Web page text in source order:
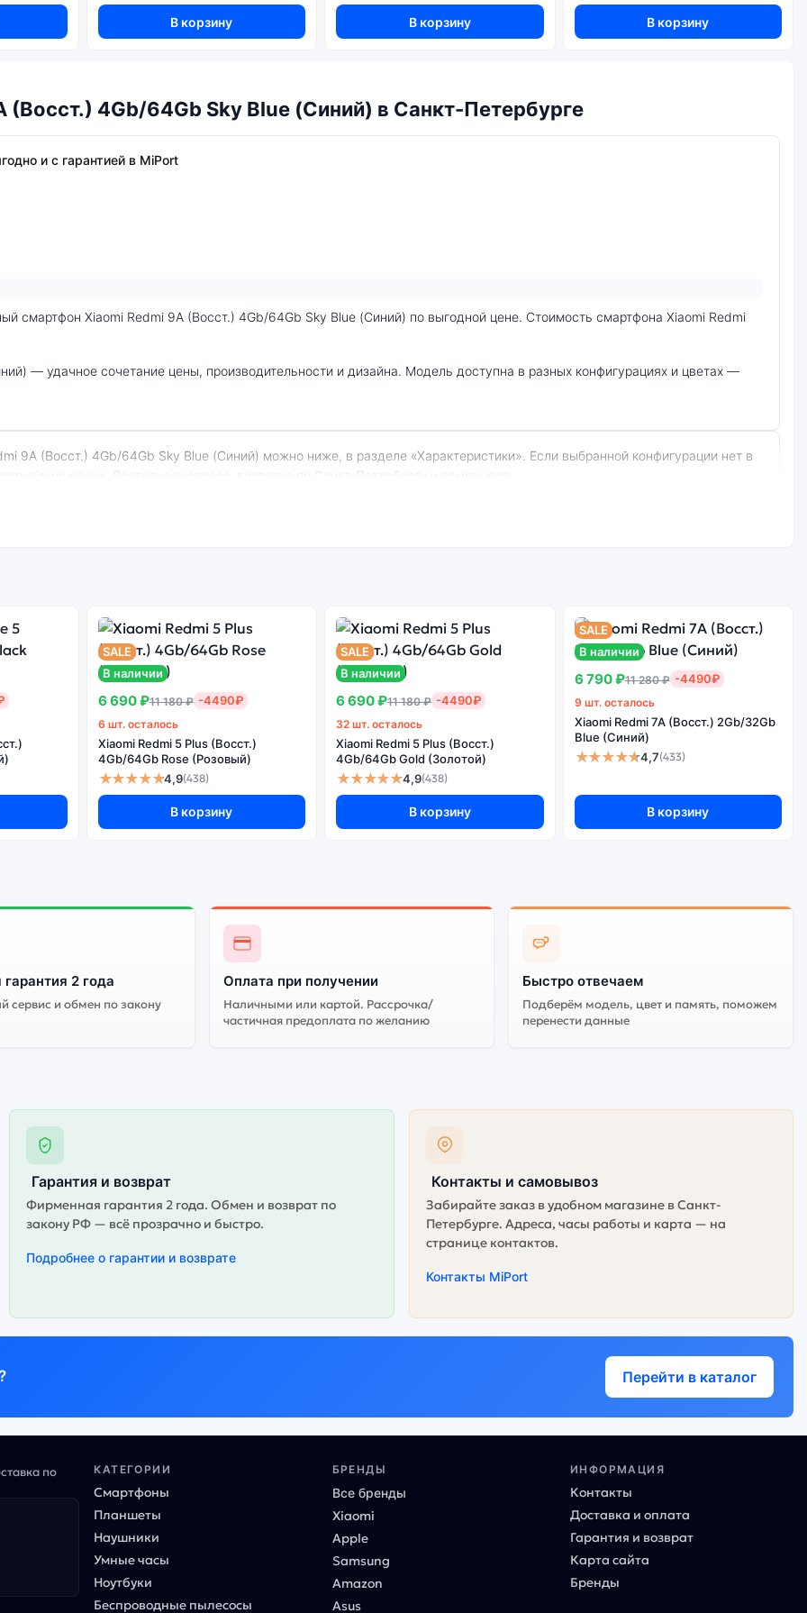
В корзину В корзину В корзину
(Восст.) 4Gb/64Gb Sky Blue (Синий) в Санкт-Петербурге
и с гарантией в MiPort
сроки. Доступна экспресс-доставка по Санкт-Петербургу и самовывоз.
оболочка
цветов и моделей
сборки
Redmi 9A (Восст.)
4Gb/64Gb Sky Blue
(Синий)
может стоить дешевле, но корректная работа сервисов не гарантируется.
SALE
В наличии
6 690 ₽11 180 ₽ -4490₽
6 шт. осталось
Xiaomi Redmi 5 Plus (Восст.)
4Gb/64Gb Rose (Розовый)
★★★★★4,9(438)
В корзину
SALE
В наличии
6 690 ₽11 180 ₽ -4490₽
32 шт. осталось
Xiaomi Redmi 5 Plus (Восст.)
4Gb/64Gb Gold (Золотой)
★★★★★4,9(438)
В корзину
SALE
В наличии
6 790 ₽11 280 ₽ -4490₽
9 шт. осталось
Xiaomi Redmi 7A (Восст.) 2Gb/32Gb
Blue (Синий)
★★★★★4,7(433)
В корзину
2 года
сервис и обмен по закону
Оплата при получении
Наличными или картой. Рассрочка/
частичная предоплата по желанию
Быстро отвечаем
Подберём модель, цвет и память, поможем
перенести данные
Гарантия и возврат
Фирменная гарантия 2 года. Обмен и возврат по
закону РФ — всё прозрачно и быстро.
Подробнее о гарантии и возврате
Контакты и самовывоз
Забирайте заказ в удобном магазине в Санкт-
Петербурге. Адреса, часы работы и карта — на
странице контактов.
Контакты MiPort
Перейти в каталог
по
КАТЕГОРИИ
Смартфоны
Планшеты
Наушники
Умные часы
Ноутбуки
Беспроводные пылесосы
БРЕНДЫ
Все бренды
Xiaomi
Apple
Samsung
Amazon
Asus
ИНФОРМАЦИЯ
Контакты
Доставка и оплата
Гарантия и возврат
Карта сайта
Бренды